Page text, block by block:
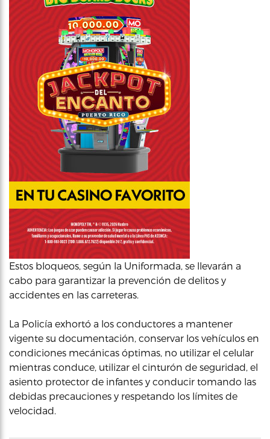
Estos bloqueos, según la Uniformada, se llevarán a
cabo para garantizar la prevención de delitos y
accidentes en las carreteras.
La Policía exhortó a los conductores a mantener
vigente su documentación, conservar los vehículos en
condiciones mecánicas óptimas, no utilizar el celular
mientras conduce, utilizar el cinturón de seguridad, el
asiento protector de infantes y conducir tomando las
debidas precauciones y respetando los límites de
velocidad.